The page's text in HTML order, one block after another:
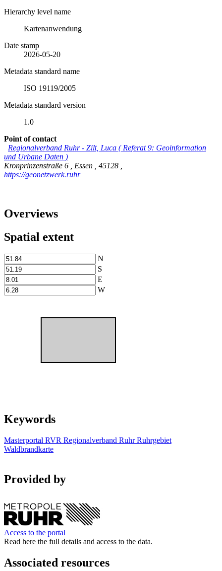
Hierarchy level name
Kartenanwendung
Date stamp
2026-05-20
Metadata standard name
ISO 19119/2005
Metadata standard version
1.0
Point of contact
Regionalverband Ruhr- Zilt, Luca ( Referat 9: Geoinformation
und Urbane Daten )
Kronprinzenstraße 6
Essen 45128
https://geonetzwerk.ruhr
Overviews
Spatial extent
N
S
E
W
Keywords
Masterportal RVR Regionalverband Ruhr Ruhrgebiet
Waldbrandkarte
Provided by
Access to the portal
Read here the full details and access to the data.
Associated resources